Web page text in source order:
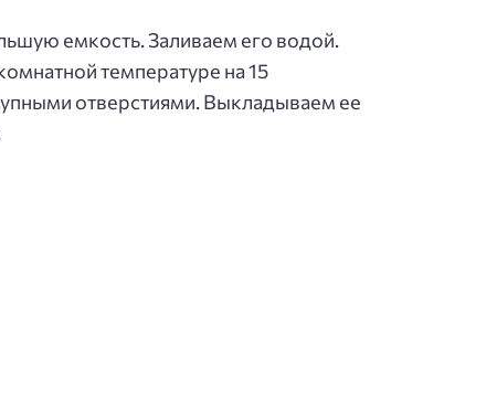
емкость. Заливаем его водой.
температуре на 15
отверстиями. Выкладываем ее